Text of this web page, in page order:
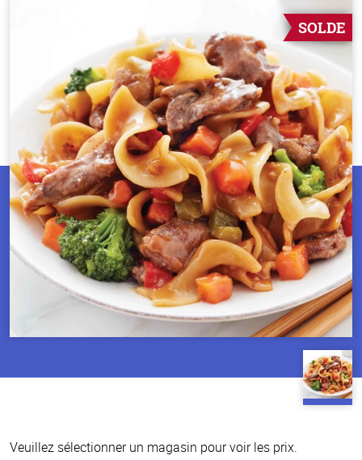
SOLDE
Veuillez sélectionner un magasin pour voir les prix.